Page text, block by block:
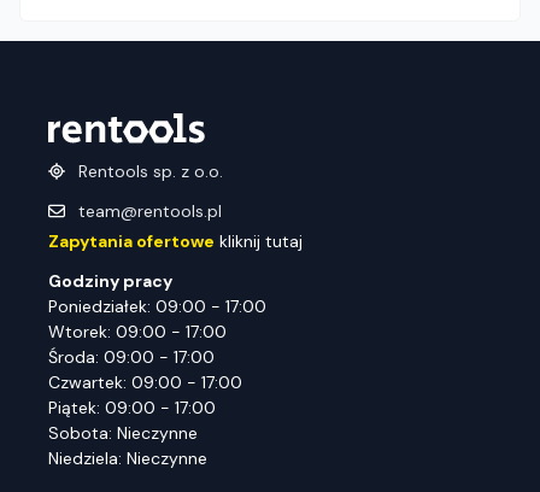
Rentools sp. z o.o.
team@rentools.pl
Zapytania ofertowe kliknij tutaj
Godziny pracy
Poniedziałek: 09:00 - 17:00
Wtorek: 09:00 - 17:00
Środa: 09:00 - 17:00
Czwartek: 09:00 - 17:00
Piątek: 09:00 - 17:00
Sobota: Nieczynne
Niedziela: Nieczynne